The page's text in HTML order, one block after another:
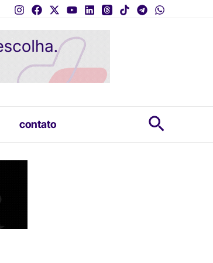
contato